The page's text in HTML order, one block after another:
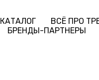
КАТАЛОГ ВСЁ ПРО
БРЕНДЫ-ПАРТНЕРЫ